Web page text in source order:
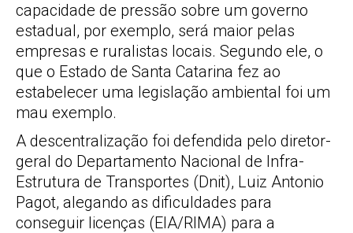
capacidade de pressão sobre um governo
estadual, por exemplo, será maior pelas
empresas e ruralistas locais. Segundo ele, o
que o Estado de Santa Catarina fez ao
estabelecer uma legislação ambiental foi um
mau exemplo.
A descentralização foi defendida pelo diretor-
geral do Departamento Nacional de Infra-
Estrutura de Transportes (Dnit), Luiz Antonio
Pagot, alegando as dificuldades para
conseguir licenças (EIA/RIMA) para a